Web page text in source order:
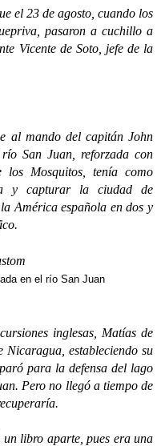
23 de agosto, cuando los
pasaron a cuchillo a
Vicente de Soto, jefe de la
del capitán John
San Juan, reforzada con
Mosquitos, tenía como
y capturar la ciudad de
América española en dos y
en el río San Juan
inglesas, Matías de
estableciendo su
para la defensa del lago
Pero no llegó a tiempo de
libro aparte, pues era una